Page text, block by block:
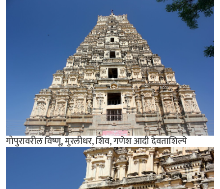
गोपुरावरील विष्णू, मुरलीधर, शिव, गणेश आदी देवताशिल्पे